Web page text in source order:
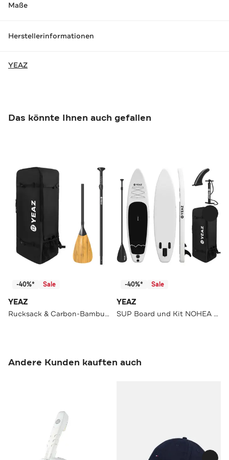
Maße
Herstellerinformationen
YEAZ
Das könnte Ihnen auch gefallen
-40%* Sale
YEAZ
Rucksack & Carbon-Bambus Paddel KIT BAMBOO
-40%* Sale
YEAZ
SUP Board und Kit NOHEA - EXOTRACE - SET
Andere Kunden kauften auch